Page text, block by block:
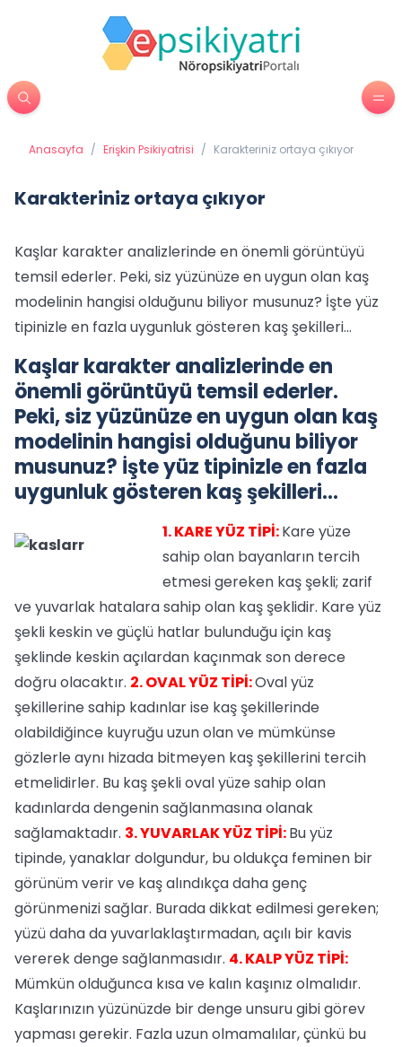
Anasayfa / Erişkin Psikiyatrisi / Karakteriniz ortaya çıkıyor
Karakteriniz ortaya çıkıyor
Kaşlar karakter analizlerinde en önemli görüntüyü
temsil ederler. Peki, siz yüzünüze en uygun olan kaş
modelinin hangisi olduğunu biliyor musunuz? İşte yüz
tipinizle en fazla uygunluk gösteren kaş şekilleri…
Kaşlar karakter analizlerinde en
önemli görüntüyü temsil ederler.
Peki, siz yüzünüze en uygun olan kaş
modelinin hangisi olduğunu biliyor
musunuz? İşte yüz tipinizle en fazla
uygunluk gösteren kaş şekilleri…
1. KARE YÜZ TİPİ:Kare yüze
sahip olan bayanların tercih
etmesi gereken kaş şekli; zarif
ve yuvarlak hatalara sahip olan kaş şeklidir. Kare yüz
şekli keskin ve güçlü hatlar bulunduğu için kaş
şeklinde keskin açılardan kaçınmak son derece
doğru olacaktır. 2. OVAL YÜZ TİPİ:Oval yüz
şekillerine sahip kadınlar ise kaş şekillerinde
olabildiğince kuyruğu uzun olan ve mümkünse
gözlerle aynı hizada bitmeyen kaş şekillerini tercih
etmelidirler. Bu kaş şekli oval yüze sahip olan
kadınlarda dengenin sağlanmasına olanak
sağlamaktadır. 3. YUVARLAK YÜZ TİPİ:Bu yüz
tipinde, yanaklar dolgundur, bu oldukça feminen bir
görünüm verir ve kaş alındıkça daha genç
görünmenizi sağlar. Burada dikkat edilmesi gereken;
yüzü daha da yuvarlaklaştırmadan, açılı bir kavis
vererek denge sağlanmasıdır. 4. KALP YÜZ TİPİ:
Mümkün olduğunca kısa ve kalın kaşınız olmalıdır.
Kaşlarınızın yüzünüzde bir denge unsuru gibi görev
yapması gerekir. Fazla uzun olmamalılar, çünkü bu